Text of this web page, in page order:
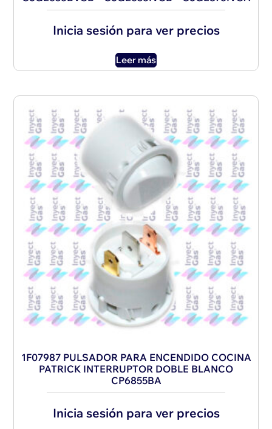
Inicia sesión para ver precios
Leer más
1F07987 PULSADOR PARA ENCENDIDO COCINA
PATRICK INTERRUPTOR DOBLE BLANCO
CP6855BA
Inicia sesión para ver precios